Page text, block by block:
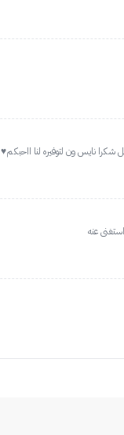
شكرا نايس ون لتوفيره لنا ااحبكم♥️
عنه